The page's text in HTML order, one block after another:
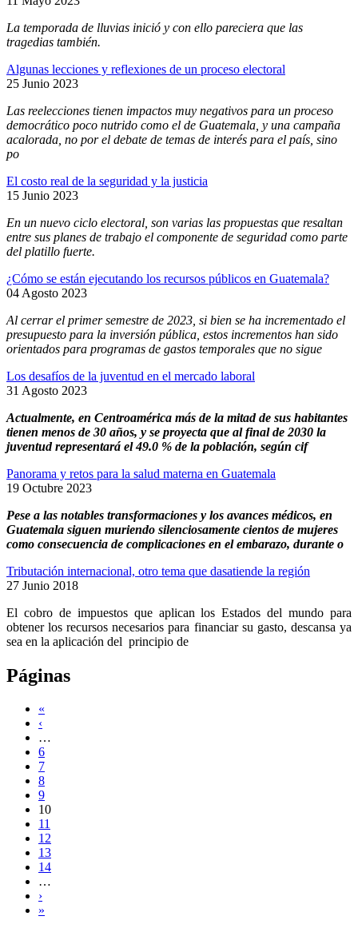
La temporada de lluvias inició y con ello pareciera que las
tragedias también.
Algunas lecciones y reflexiones de un proceso electoral
25 Junio 2023
Las reelecciones tienen impactos muy negativos para un proceso
democrático poco nutrido como el de Guatemala, y una campaña
acalorada, no por el debate de temas de interés para el país, sino
po
El costo real de la seguridad y la justicia
15 Junio 2023
En un nuevo ciclo electoral, son varias las propuestas que resaltan
entre sus planes de trabajo el componente de seguridad como parte
del platillo fuerte.
¿Cómo se están ejecutando los recursos públicos en Guatemala?
04 Agosto 2023
Al cerrar el primer semestre de 2023, si bien se ha incrementado el
presupuesto para la inversión pública, estos incrementos han sido
orientados para programas de gastos temporales que no sigue
Los desafíos de la juventud en el mercado laboral
31 Agosto 2023
Actualmente, en Centroamérica más de la mitad de sus habitantes
tienen menos de 30 años, y se proyecta que al final de 2030 la
juventud representará el 49.0 % de la población, según cif
Panorama y retos para la salud materna en Guatemala
19 Octubre 2023
Pese a las notables transformaciones y los avances médicos, en
Guatemala siguen muriendo silenciosamente cientos de mujeres
como consecuencia de complicaciones en el embarazo, durante o
Tributación internacional, otro tema que dasatiende la región
27 Junio 2018
El cobro de impuestos que aplican los Estados del mundo para
obtener los recursos necesarios para financiar su gasto, descansa ya
sea en la aplicación del principio de
Páginas
«
‹
…
6
7
8
9
10
11
12
13
14
…
›
»